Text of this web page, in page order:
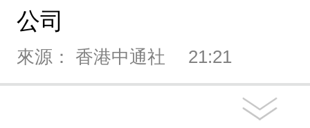
公司
來源： 香港中通社 21:21